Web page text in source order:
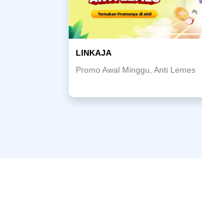
LINKAJA
Promo Awal Minggu, Anti Lemes